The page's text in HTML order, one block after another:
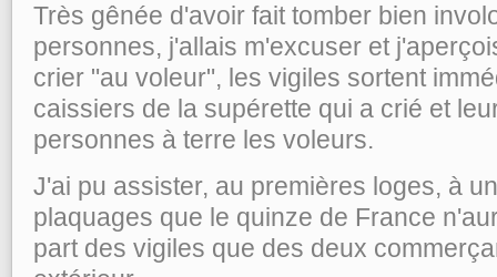
Très gênée d'avoir fait tomber bien
personnes, j'allais m'excuser et
crier "au voleur", les vigiles sortent
caissiers de la supérette qui a crié et
personnes à terre les voleurs.
J'ai pu assister, au premières loges, à
plaquages que le quinze de France
part des vigiles que des deux